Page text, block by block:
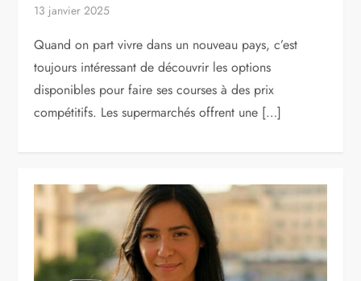
13 janvier 2025
Quand on part vivre dans un nouveau pays, c’est
toujours intéressant de découvrir les options
disponibles pour faire ses courses à des prix
compétitifs. Les supermarchés offrent une […]